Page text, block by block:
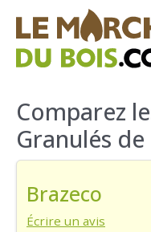
CHAUFFAGE AU BOIS
FAQ
TROUVER SON
Comparez
Granulés
Brazeco
Écrire un avis